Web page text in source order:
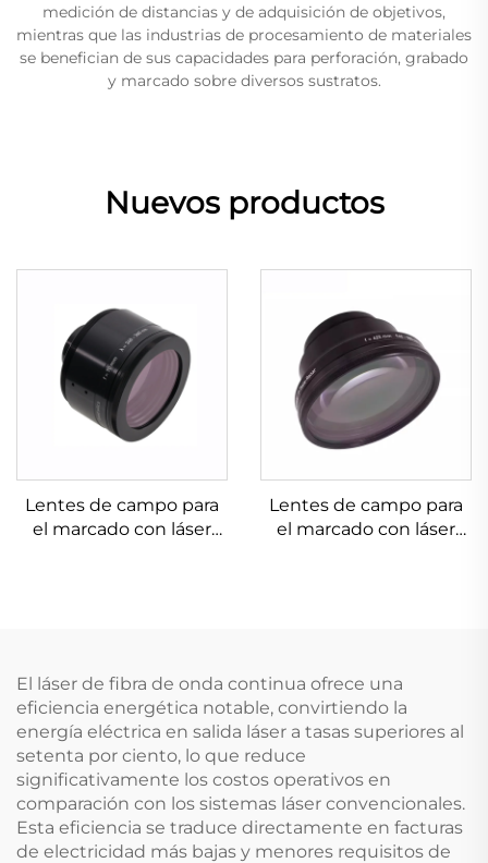
medición de distancias y de adquisición de objetivos,
mientras que las industrias de procesamiento de materiales
se benefician de sus capacidades para perforación, grabado
y marcado sobre diversos sustratos.
Nuevos productos
Lentes de campo para
el marcado con láser
Lentes de campo para
el marcado con láser
El láser de fibra de onda continua ofrece una
eficiencia energética notable, convirtiendo la
energía eléctrica en salida láser a tasas superiores al
setenta por ciento, lo que reduce
significativamente los costos operativos en
comparación con los sistemas láser convencionales.
Esta eficiencia se traduce directamente en facturas
de electricidad más bajas y menores requisitos de